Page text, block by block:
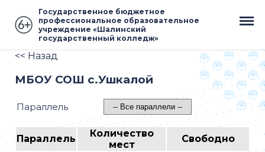
Государственное бюджетное
профессиональное образовательное
учреждение «Шалинский
государственный колледж»
<< Назад
МБОУ СОШ с.Ушкалой
Параллель
Параллель
Количество
мест
Свободно